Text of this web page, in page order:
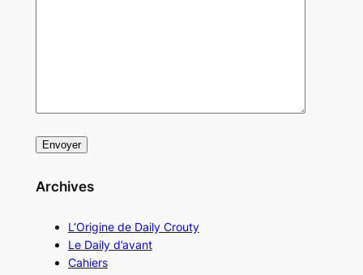
Archives
L’Origine de Daily Crouty
Le Daily d’avant
Cahiers